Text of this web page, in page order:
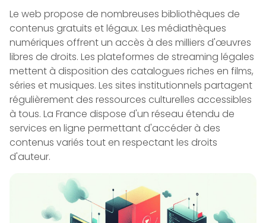
Le web propose de nombreuses bibliothèques de
contenus gratuits et légaux. Les médiathèques
numériques offrent un accès à des milliers d'œuvres
libres de droits. Les plateformes de streaming légales
mettent à disposition des catalogues riches en films,
séries et musiques. Les sites institutionnels partagent
régulièrement des ressources culturelles accessibles
à tous. La France dispose d'un réseau étendu de
services en ligne permettant d'accéder à des
contenus variés tout en respectant les droits
d'auteur.